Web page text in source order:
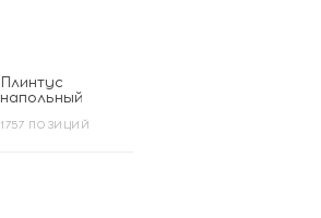
Плинтус
напольный
1757 ПОЗИЦИЙ